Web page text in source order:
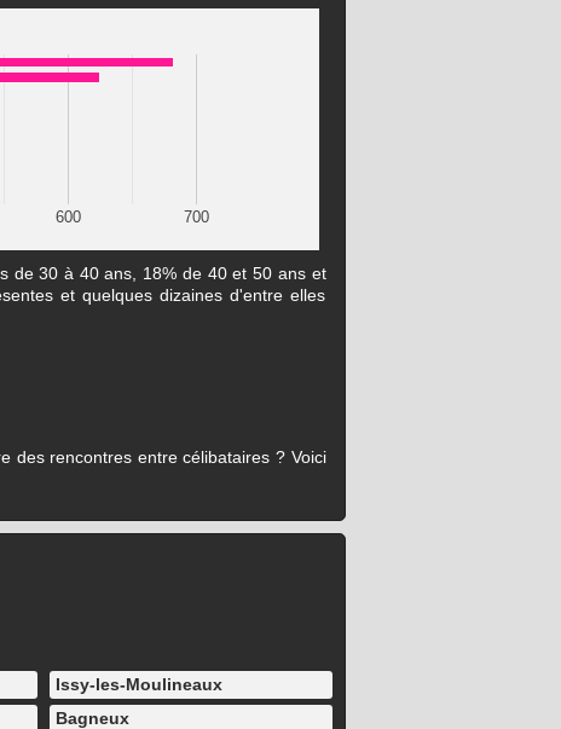
600 700
de 30 à 40 ans, 18% de 40 et 50 ans et
et quelques dizaines d'entre elles
des rencontres entre célibataires ? Voici
Issy-les-Moulineaux
Bagneux